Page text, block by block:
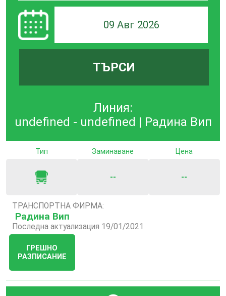
09 Авг 2026
ТЪРСИ
Линия:
undefined - undefined | Радина Вип
Тип Заминаване
--
Цена
--
ТРАНСПОРТНА ФИРМА:
Радина Вип
Последна актуализация 19/01/2021
ГРЕШНО
РАЗПИСАНИЕ